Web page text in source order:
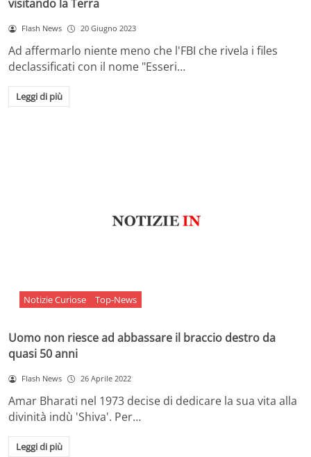
visitando la Terra
Flash News 20 Giugno 2023
Ad affermarlo niente meno che l'FBI che rivela i files
declassificati con il nome "Esseri…
Leggi di più
Notizie Curiose Top-News
Uomo non riesce ad abbassare il braccio destro da
quasi 50 anni
Flash News 26 Aprile 2022
Amar Bharati nel 1973 decise di dedicare la sua vita alla
divinità indù 'Shiva'. Per…
Leggi di più